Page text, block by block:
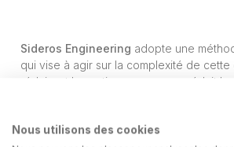
Sideros Engineering adopte une
qui vise à agir sur la complexité de
réduisant les actions comme on réduit
les instruments et techniques à utiliser
pour optimiser le temps, ressources
Nous utilisons des cookies